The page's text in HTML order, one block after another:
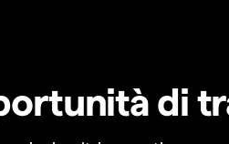
di